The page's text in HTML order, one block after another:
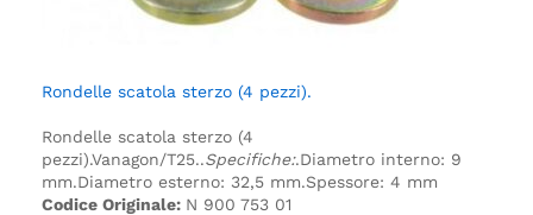
Rondelle scatola sterzo (4 pezzi).
Rondelle scatola sterzo (4
pezzi).Vanagon/T25..Specifiche:.Diametro interno: 9
mm.Diametro esterno: 32,5 mm.Spessore: 4 mm
Codice Originale: N 900 753 01